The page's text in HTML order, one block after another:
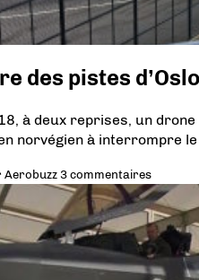
des pistes
à deux reprises, un
norvégien à interrompre
Aerobuzz3 commentaires